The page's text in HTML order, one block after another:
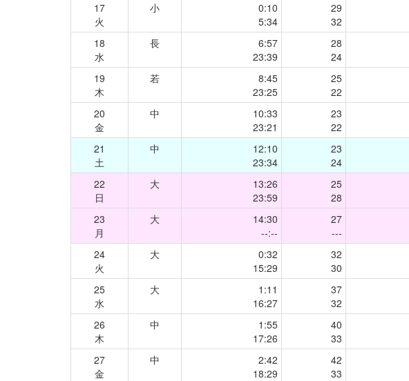
17
火
小
0:10
5:34
29
32
18
水
長
6:57
23:39
28
24
19
木
若
8:45
23:25
25
22
20
金
中
10:33
23:21
23
22
21
土
中
12:10
23:34
23
24
22
日
大
13:26
23:59
25
28
23
月
大
14:30
--:--
27
---
24
火
大
0:32
15:29
32
30
25
水
大
1:11
16:27
37
32
26
木
中
1:55
17:26
40
33
27
金
中
2:42
18:29
42
33